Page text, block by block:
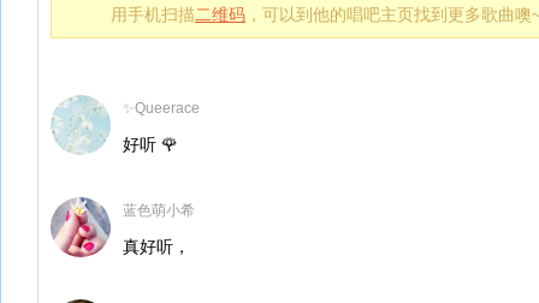
用手机扫描二维码 ，可以到他的唱吧主页找到更多歌曲噢
✨Queerace
好听 🌹
蓝色萌小希
真好听，